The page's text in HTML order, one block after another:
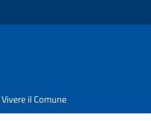
Vivere il Comune